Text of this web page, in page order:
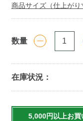
商品サイズ（仕上がり
数量
在庫状況：
to
5,000円以上お買